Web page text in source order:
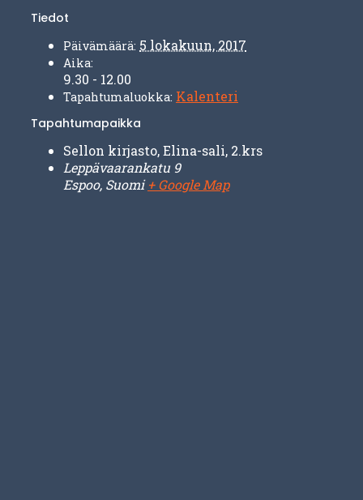
Tiedot
Päivämäärä: 5 lokakuun, 2017
Aika:
9.30 - 12.00
Tapahtumaluokka: Kalenteri
Tapahtumapaikka
Sellon kirjasto, Elina-sali, 2.krs
Leppävaarankatu 9
Espoo, Suomi + Google Map